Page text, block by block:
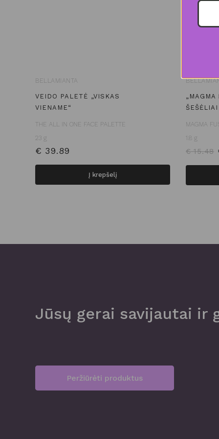
BELLAMIANTA
VEIDO PALETĖ „VISKAS
VIENAME“
THE ALL IN ONE FACE PALETTE
23 g
€ 39.89
Į krepšelį
„MAGMA
ŠEŠĖLIAI
MAGMA
1.8 g
€15.48
Jūsų gerai savijautai ir
Peržiūrėti produktus